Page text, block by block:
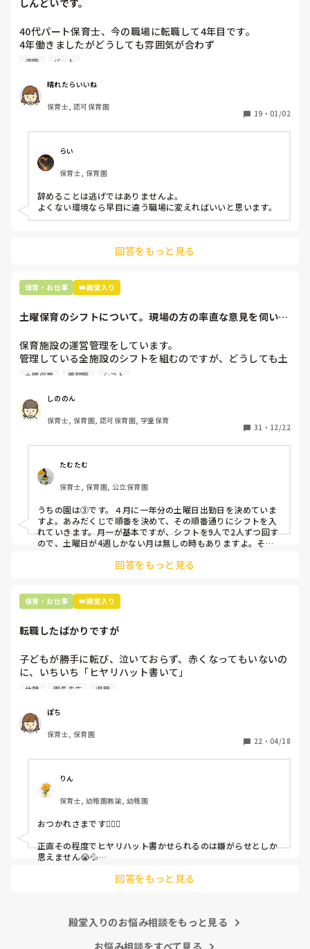
しんどいです。
40代パート保育士、今の職場に転職して4年目です。
4年働きましたがどうしても雰囲気が合わず
退職しようと思っています。
周りの職員は、勤続10年以上から何十年という先生がほとん
どです。
保護者子どもの愚痴悪口が多く、
今で言う不適切保育も
仕方ないよね
もう何も言わずに
子どもの言いなりになればいいんだね
などいう意見で…
上の先生に相談することは難しそうです。
最後の職場にしようと思っていましたが
辞めることは逃げ、と、過去辞めた人も何年も言われ続けて
います
退職 パート
晴れたらいいね
保育士, 認可保育園
19 ・ 01/02
らい
保育士, 保育園
辞めることは逃げではありませんよ。
よくない環境なら早目に違う職場に変えればいいと思います。
回答をもっと見る
保育・お仕事 👑殿堂入り
土曜保育のシフトについて。現場の方の率直な意見を伺いた
保育施設の運営管理をしています。
管理している全施設のシフトを組むのですが、どうしても土
曜保育だけは入れる方が少なく、いつも苦労しています。
て入職しているはずですが、いざ勤務が始まると一日も土曜
出勤が出来ない方ばかりです。
①土曜日の希望休は2日まで、と制限をかける
②毎月、必ず土曜保育に入ることのできる日を1日だけピッ
クアップしてもらう
③仮シフトが出た時、土曜出勤が難しければ自身で代わりの
人を交渉して見つけてもらう
上記のいずれかの対策を取り入れることを考えています。
土曜保育 管理職 シフト
しののん
保育士, 保育園, 認可保育園, 学童保育
31 ・ 12/22
たむたむ
保育士, 保育園, 公立保育園
うちの園は③です。４月に一年分の土曜日出勤日を決めていま
すよ。あみだくじで順番を決めて、その順番通りにシフトを入
れていきます。月一が基本ですが、シフトを9人で2人ずつ回す
ので、土曜日が4週しかない月は無しの時もありますよ。その
て貰い、主任に報告してます。
回答をもっと見る
保育・お仕事 👑殿堂入り
転職したばかりですが
子どもが勝手に転び、泣いておらず、赤くなってもいないの
に、いちいち「ヒヤリハット書いて」
と書かされ
（そう言う本人は書かない）
しかも、上司に↑この内容でも
ちゃんと考えて対策を練って書き込むようにと。
呼ばれて一緒に対策を考えさせられること多数
これだけで30〜40分拘束されて辛いです
皆さんの園はどうですか?
休憩 園長先生 退職
ぽち
保育士, 保育園
22 ・ 04/18
りん
保育士, 幼稚園教諭, 幼稚園
おつかれさまです🙇🏻‍♀️
正直その程度でヒヤリハット書かせられるのは嫌がらせとしか
思えません😭💦
回答をもっと見る
殿堂入りのお悩み相談をもっと見る
お悩み相談をすべて見る